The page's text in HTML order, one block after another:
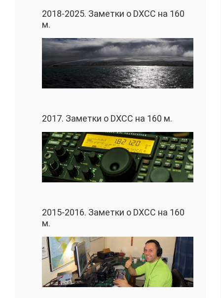
2018-2025. Заметки о DXCC на 160
м.
2017. Заметки о DXCC на 160 м.
2015-2016. Заметки о DXCC на 160
м.